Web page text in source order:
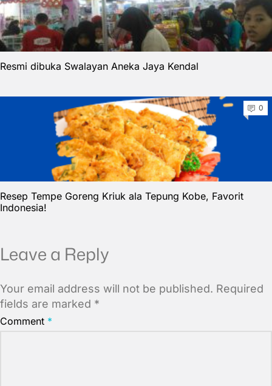
Resmi dibuka Swalayan Aneka Jaya Kendal
0
Resep Tempe Goreng Kriuk ala Tepung Kobe, Favorit
Indonesia!
Leave a Reply
Your email address will not be published. Required
fields are marked *
Comment *